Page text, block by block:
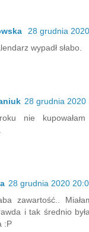
28 grudnia
wypadł słabo.
28 grudnia 2020
nie kupowałam
28 grudnia 2020
zawartość..
i tak średnio
:P